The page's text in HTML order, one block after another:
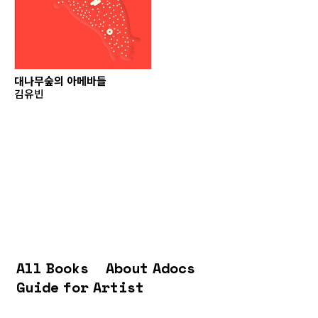
대나무숲의 아메바들
김유빈
All Books
About Adocs
Guide for Artist